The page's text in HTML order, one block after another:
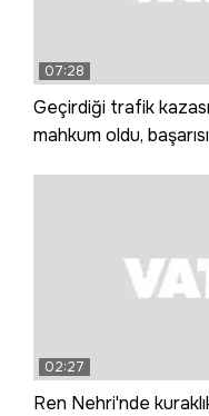
07:28
Geçirdiği trafik
mahkum oldu,
02:27
Ren Nehri'nde